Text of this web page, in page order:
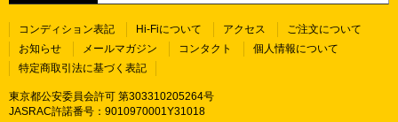
コンディション表記 Hi-Fiについて アクセス
ご注文について
お知らせ
メールマガジン コンタクト
個人情報について
特定商取引法に基づく表記
東京都公安委員会許可 第303310205264号
JASRAC許諾番号：9010970001Y31018